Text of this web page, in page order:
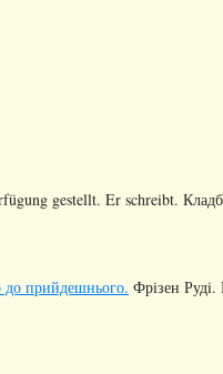
gestellt. Er schreibt.
до прийдешнього. Фрiзен Рудi.